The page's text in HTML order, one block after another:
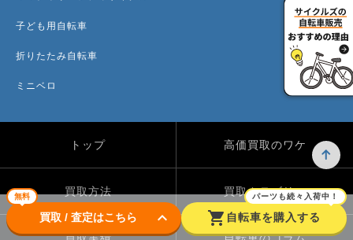
無料
買取 / 査定はこちら keyboard_arrow_down shopping_cart
パーツも続々入荷中！
自転車を購入する
子ども用自転車
折りたたみ自転車
ミニベロ
トップ 高価買取のワケ
買取方法 買取カテゴリー
買取実績 自転車のコラム